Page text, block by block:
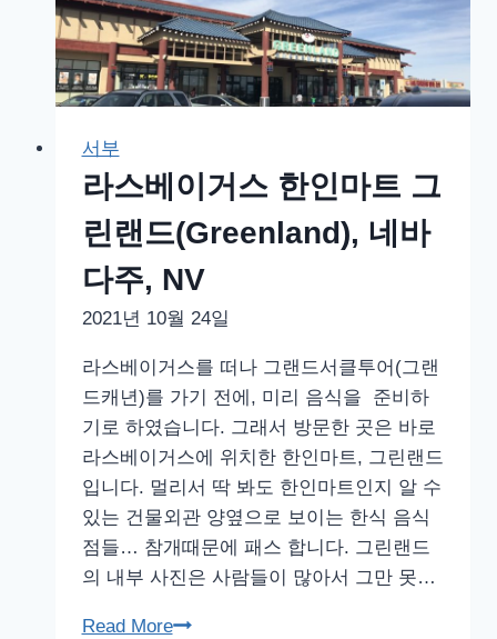
서부
라스베이거스 한인마트 그
린랜드(Greenland), 네바
다주, NV
2021년 10월 24일
라스베이거스를 떠나 그랜드서클투어(그랜
드캐년)를 가기 전에, 미리 음식을 준비하
기로 하였습니다. 그래서 방문한 곳은 바로
라스베이거스에 위치한 한인마트, 그린랜드
입니다. 멀리서 딱 봐도 한인마트인지 알 수
있는 건물외관 양옆으로 보이는 한식 음식
점들… 참개때문에 패스 합니다. 그린랜드
의 내부 사진은 사람들이 많아서 그만 못…
Read More라